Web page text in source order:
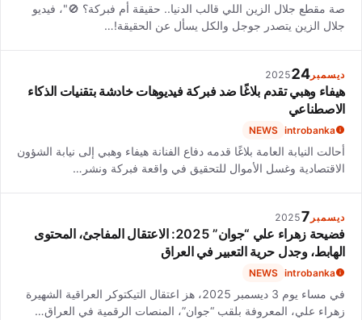
صة مقطع جلال الزين اللي قالب الدنيا.. حقيقة أم فبركة؟ 🚫"، فيديو
جلال الزين يتصدر جوجل والكل يسأل عن الحقيقة!…
ديسمبر 24
2025
هيفاء وهبي تقدم بلاغًا ضد فبركة فيديوهات خادشة بتقنيات الذكاء
الاصطناعي
introbanka
NEWS
أحالت النيابة العامة بلاغًا قدمه دفاع الفنانة هيفاء وهبي إلى نيابة الشؤون
الاقتصادية وغسل الأموال للتحقيق في واقعة فبركة ونشر…
ديسمبر 7
2025
فضيحة زهراء علي “جوان” 2025: الاعتقال المفاجئ، المحتوى
الهابط، وجدل حرية التعبير في العراق
introbanka
NEWS
في مساء يوم 3 ديسمبر 2025، هز اعتقال التيكتوكر العراقية الشهيرة
زهراء علي، المعروفة بلقب “جوان”، المنصات الرقمية في العراق…